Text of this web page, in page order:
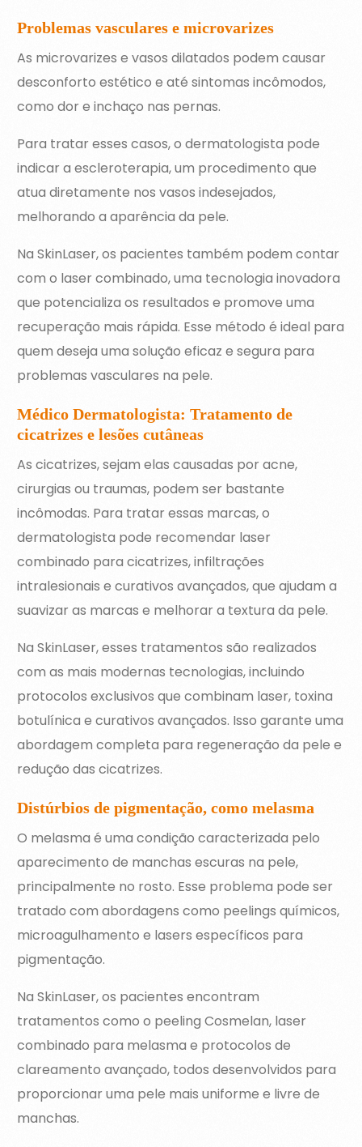
Problemas vasculares e microvarizes
As microvarizes e vasos dilatados podem causar
desconforto estético e até sintomas incômodos,
como dor e inchaço nas pernas.
Para tratar esses casos, o dermatologista pode
indicar a escleroterapia, um procedimento que
atua diretamente nos vasos indesejados,
melhorando a aparência da pele.
Na SkinLaser, os pacientes também podem contar
com o laser combinado, uma tecnologia inovadora
que potencializa os resultados e promove uma
recuperação mais rápida. Esse método é ideal para
quem deseja uma solução eficaz e segura para
problemas vasculares na pele.
Médico Dermatologista: Tratamento de
cicatrizes e lesões cutâneas
As cicatrizes, sejam elas causadas por acne,
cirurgias ou traumas, podem ser bastante
incômodas. Para tratar essas marcas, o
dermatologista pode recomendar laser
combinado para cicatrizes, infiltrações
intralesionais e curativos avançados, que ajudam a
suavizar as marcas e melhorar a textura da pele.
Na SkinLaser, esses tratamentos são realizados
com as mais modernas tecnologias, incluindo
protocolos exclusivos que combinam laser, toxina
botulínica e curativos avançados. Isso garante uma
abordagem completa para regeneração da pele e
redução das cicatrizes.
Distúrbios de pigmentação, como melasma
O melasma é uma condição caracterizada pelo
aparecimento de manchas escuras na pele,
principalmente no rosto. Esse problema pode ser
tratado com abordagens como peelings químicos,
microagulhamento e lasers específicos para
pigmentação.
Na SkinLaser, os pacientes encontram
tratamentos como o peeling Cosmelan, laser
combinado para melasma e protocolos de
clareamento avançado, todos desenvolvidos para
proporcionar uma pele mais uniforme e livre de
manchas.